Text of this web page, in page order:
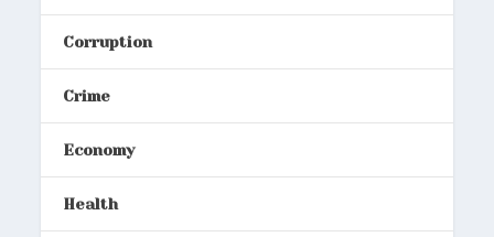
Corruption
Crime
Economy
Health